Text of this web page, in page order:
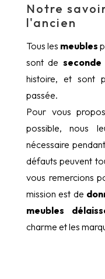
Notre
l'ancien
Tous les meubles
sont de seconde
histoire, et sont
passée.
Pour vous
possible, nous
nécessaire
défauts peuvent
vous remercions
mission est de
meubles
charme et les